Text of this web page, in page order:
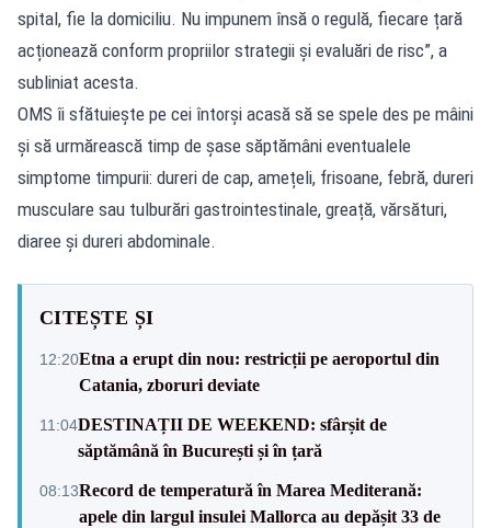
spital, fie la domiciliu. Nu impunem însă o regulă, fiecare țară
acționează conform propriilor strategii și evaluări de risc”, a
subliniat acesta.
OMS îi sfătuiește pe cei întorși acasă să se spele des pe mâini
și să urmărească timp de șase săptămâni eventualele
simptome timpurii: dureri de cap, amețeli, frisoane, febră, dureri
musculare sau tulburări gastrointestinale, greață, vărsături,
diaree și dureri abdominale.
CITEȘTE ȘI
12:20Etna a erupt din nou: restricții pe aeroportul din
Catania, zboruri deviate
11:04DESTINAȚII DE WEEKEND: sfârșit de
săptămână în București și în țară
08:13Record de temperatură în Marea Mediterană:
apele din largul insulei Mallorca au depășit 33 de